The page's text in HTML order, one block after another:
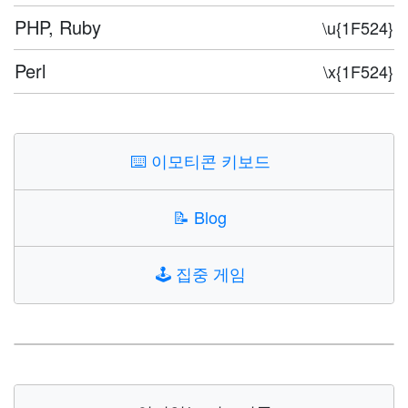
PHP, Ruby \u{1F524}
Perl \x{1F524}
⌨️ 이모티콘 키보드
📝 Blog
🕹️ 집중 게임